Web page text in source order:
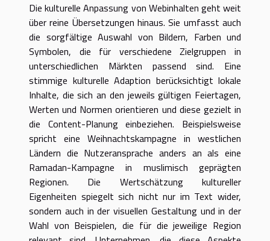
Die kulturelle Anpassung von Webinhalten geht weit
über reine Übersetzungen hinaus. Sie umfasst auch
die sorgfältige Auswahl von Bildern, Farben und
Symbolen, die für verschiedene Zielgruppen in
unterschiedlichen Märkten passend sind. Eine
stimmige kulturelle Adaption berücksichtigt lokale
Inhalte, die sich an den jeweils gültigen Feiertagen,
Werten und Normen orientieren und diese gezielt in
die Content-Planung einbeziehen. Beispielsweise
spricht eine Weihnachtskampagne in westlichen
Ländern die Nutzeransprache anders an als eine
Ramadan-Kampagne in muslimisch geprägten
Regionen. Die Wertschätzung kultureller
Eigenheiten spiegelt sich nicht nur im Text wider,
sondern auch in der visuellen Gestaltung und in der
Wahl von Beispielen, die für die jeweilige Region